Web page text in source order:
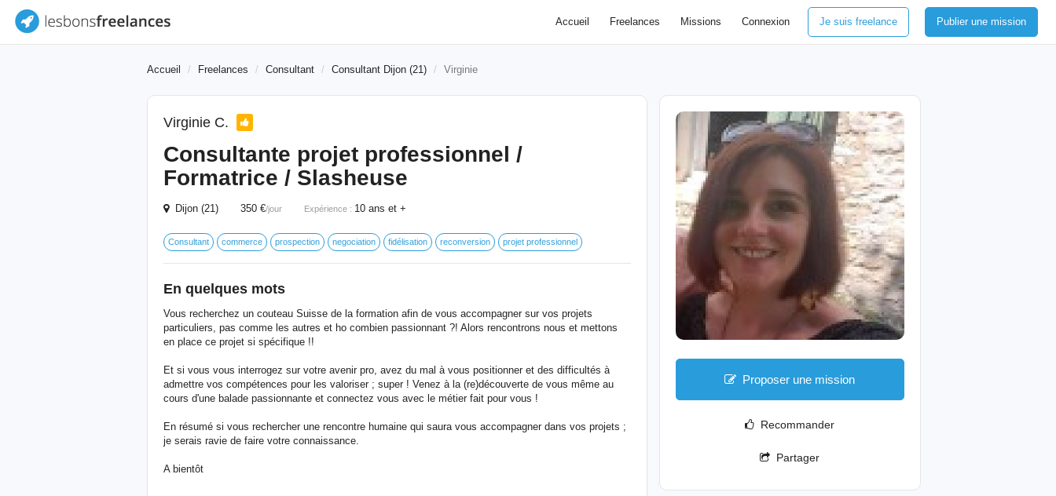
Accueil Freelances Missions Connexion Je suis freelance Publier une mission
Accueil Freelances Consultant Consultant Dijon (21) Virginie
Virginie C.
Consultante projet professionnel /
Formatrice / Slasheuse
Dijon (21) 350 €/jour Expérience : 10 ans et +
Consultant commerce prospection negociation fidélisation reconversion projet professionnel
En quelques mots
Vous recherchez un couteau Suisse de la formation afin de vous accompagner sur vos projets
particuliers, pas comme les autres et ho combien passionnant ?! Alors rencontrons nous et mettons
en place ce projet si spécifique !!
Et si vous vous interrogez sur votre avenir pro, avez du mal à vous positionner et des difficultés à
admettre vos compétences pour les valoriser ; super ! Venez à la (re)découverte de vous même au
cours d'une balade passionnante et connectez vous avec le métier fait pour vous !
En résumé si vous rechercher une rencontre humaine qui saura vous accompagner dans vos projets ;
je serais ravie de faire votre connaissance.
A bientôt
Proposer une mission
Recommander
Partager